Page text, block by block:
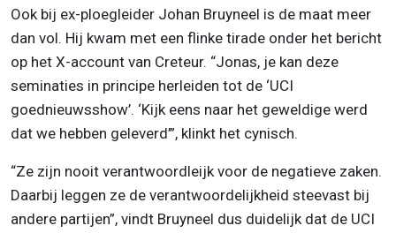
Ook bij ex-ploegleider Johan Bruyneel is de maat meer
dan vol. Hij kwam met een flinke tirade onder het bericht
op het X-account van Creteur. “Jonas, je kan deze
seminaties in principe herleiden tot de ‘UCI
goednieuwsshow’. ‘Kijk eens naar het geweldige werd
dat we hebben geleverd’”, klinkt het cynisch.
“Ze zijn nooit verantwoordleijk voor de negatieve zaken.
Daarbij leggen ze de verantwoordelijkheid steevast bij
andere partijen”, vindt Bruyneel dus duidelijk dat de UCI